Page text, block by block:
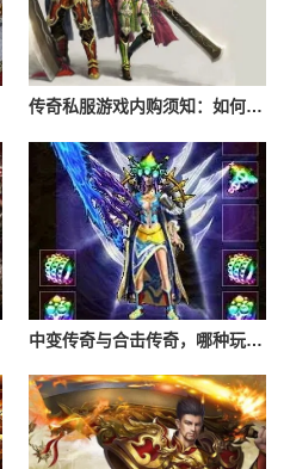
传奇私服游戏内购须知：如何避免陷阱，享受游戏
中变传奇与合击传奇，哪种玩法更适合你？